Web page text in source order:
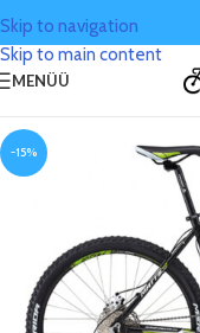
Skip to navigation
Skip to main content
MENÜÜ
-15%